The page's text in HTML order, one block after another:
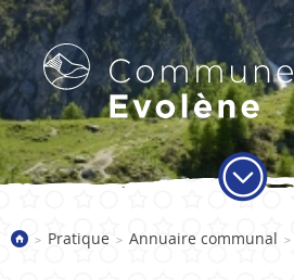
> Pratique > Annuaire communal >